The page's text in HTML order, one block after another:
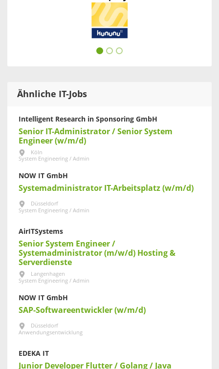
Ähnliche IT-Jobs
Intelligent Research in Sponsoring GmbH
Senior IT-Administrator / Senior System
Engineer (w/m/d)
Köln
System Engineering / Admin
NOW IT GmbH
Systemadministrator IT-Arbeitsplatz (w/m/d)
Düsseldorf
System Engineering / Admin
AirITSystems
Senior System Engineer /
Systemadministrator (m/w/d) Hosting &
Serverdienste
Langenhagen
System Engineering / Admin
NOW IT GmbH
SAP-Softwareentwickler (w/m/d)
Düsseldorf
Anwendungsentwicklung
EDEKA IT
Junior Developer Flutter / Golang / Java